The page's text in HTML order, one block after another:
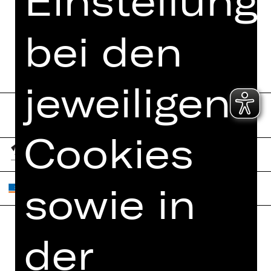
Home
Spielplan
bei den
jeweiligen
Cookies
sowie in
der